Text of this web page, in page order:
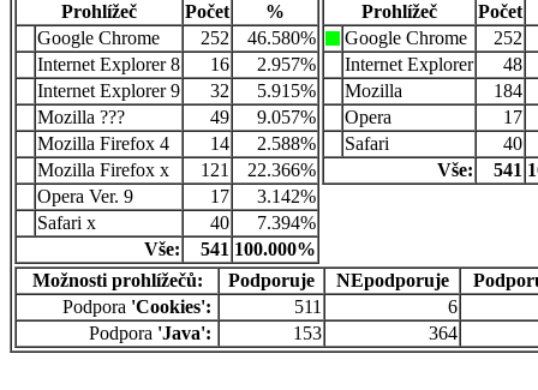
Prohlížeč
Počet
%
Google Chrome
252
46.580%
Internet Explorer 8
16
2.957%
Internet Explorer 9
32
5.915%
Mozilla ???
49
9.057%
Mozilla Firefox 4
14
2.588%
Mozilla Firefox x
121
22.366%
Opera Ver. 9
17
3.142%
Safari x
40
7.394%
Vše:
541 100.000%
Prohlížeč
Počet
Google Chrome
252
Internet Explorer
48
Mozilla
184
Opera
17
Safari
40
Vše:
541
Možnosti prohlížečů: Podporuje NEpodporuje
Podpora 'Cookies': 511
6
Podpora 'Java': 153 364